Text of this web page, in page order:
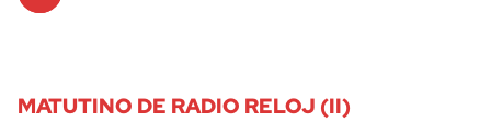
MATUTINO DE RADIO RELOJ (II)